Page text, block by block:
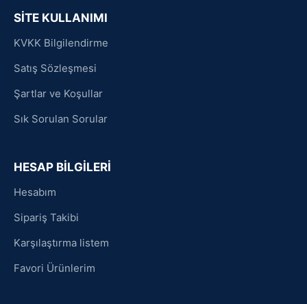
SİTE KULLANIMI
KVKK Bilgilendirme
Satış Sözleşmesi
Şartlar ve Koşullar
Sık Sorulan Sorular
HESAP BİLGİLERİ
Hesabım
Sipariş Takibi
Karşılaştırma listem
Favori Ürünlerim